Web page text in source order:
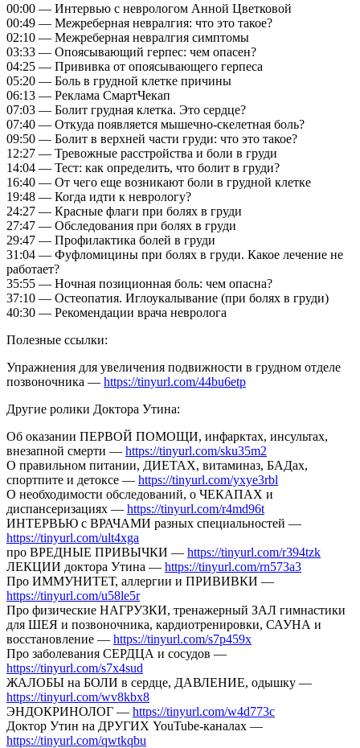
00:00 — Интервью с неврологом Анной Цветковой
00:49 — Межреберная невралгия: что это такое?
02:10 — Межреберная невралгия симптомы
03:33 — Опоясывающий герпес: чем опасен?
04:25 — Прививка от опоясывающего герпеса
05:20 — Боль в грудной клетке причины
06:13 — Реклама СмартЧекап
07:03 — Болит грудная клетка. Это сердце?
07:40 — Откуда появляется мышечно-скелетная боль?
09:50 — Болит в верхней части груди: что это такое?
12:27 — Тревожные расстройства и боли в груди
14:04 — Тест: как определить, что болит в груди?
16:40 — От чего еще возникают боли в грудной клетке
19:48 — Когда идти к неврологу?
24:27 — Красные флаги при болях в груди
27:47 — Обследования при болях в груди
29:47 — Профилактика болей в груди
31:04 — Фуфломицины при болях в груди. Какое лечение не
работает?
35:55 — Ночная позиционная боль: чем опасна?
37:10 — Остеопатия. Иглоукалывание (при болях в груди)
40:30 — Рекомендации врача невролога
Полезные ссылки:
Упражнения для увеличения подвижности в грудном отделе
позвоночника — https://tinyurl.com/44bu6etp
Другие ролики Доктора Утина:
Об оказании ПЕРВОЙ ПОМОЩИ, инфарктах, инсультах,
внезапной смерти — https://tinyurl.com/sku35m2
О правильном питании, ДИЕТАХ, витаминаз, БАДах,
спортпите и детоксе — https://tinyurl.com/yxye3rbl
О необходимости обследований, о ЧЕКАПАХ и
диспансеризациях — https://tinyurl.com/r4md96t
ИНТЕРВЬЮ с ВРАЧАМИ разных специальностей —
https://tinyurl.com/ult4xga
про ВРЕДНЫЕ ПРИВЫЧКИ — https://tinyurl.com/r394tzk
ЛЕКЦИИ доктора Утина — https://tinyurl.com/rn573a3
Про ИММУНИТЕТ, аллергии и ПРИВИВКИ —
https://tinyurl.com/u58le5r
Про физические НАГРУЗКИ, тренажерный ЗАЛ гимнастики
для ШЕЯ и позвоночника, кардиотренировки, САУНА и
восстановление — https://tinyurl.com/s7p459x
Про заболевания СЕРДЦА и сосудов —
https://tinyurl.com/s7x4sud
ЖАЛОБЫ на БОЛИ в сердце, ДАВЛЕНИЕ, одышку —
https://tinyurl.com/wv8kbx8
ЭНДОКРИНОЛОГ — https://tinyurl.com/w4d773c
Доктор Утин на ДРУГИХ YouTube-каналах —
https://tinyurl.com/qwtkqbu